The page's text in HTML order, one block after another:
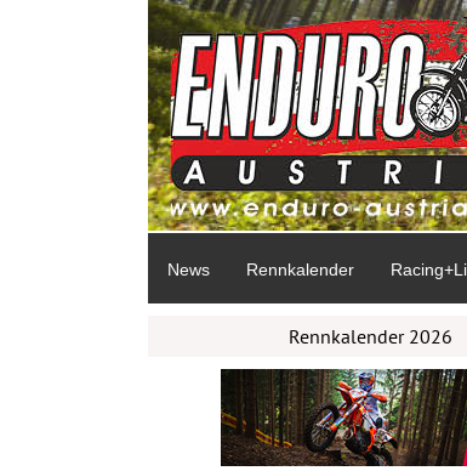
News Rennkalender
Rennkalender 2026